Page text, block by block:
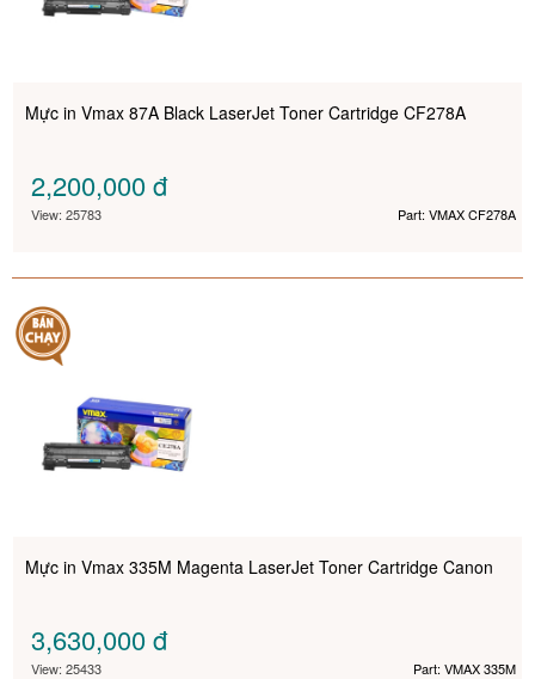
Mực in Vmax 87A Black LaserJet Toner Cartridge CF278A
2,200,000đ
View: 25783 Part: VMAX CF278A
Mực in Vmax 335M Magenta LaserJet Toner Cartridge Canon
3,630,000đ
View: 25433 Part: VMAX 335M